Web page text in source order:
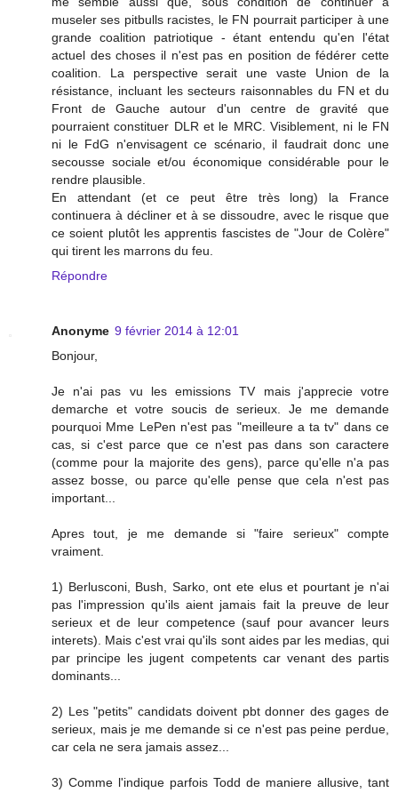
museler ses pitbulls racistes, le FN pourrait participer à une
grande coalition patriotique - étant entendu qu'en l'état
actuel des choses il n'est pas en position de fédérer cette
coalition. La perspective serait une vaste Union de la
résistance, incluant les secteurs raisonnables du FN et du
Front de Gauche autour d'un centre de gravité que
pourraient constituer DLR et le MRC. Visiblement, ni le FN
ni le FdG n'envisagent ce scénario, il faudrait donc une
secousse sociale et/ou économique considérable pour le
rendre plausible.
En attendant (et ce peut être très long) la France
continuera à décliner et à se dissoudre, avec le risque que
ce soient plutôt les apprentis fascistes de "Jour de Colère"
qui tirent les marrons du feu.
Répondre
Anonyme 9 février 2014 à 12:01
Bonjour,
Je n'ai pas vu les emissions TV mais j'apprecie votre
demarche et votre soucis de serieux. Je me demande
pourquoi Mme LePen n'est pas "meilleure a ta tv" dans ce
cas, si c'est parce que ce n'est pas dans son caractere
(comme pour la majorite des gens), parce qu'elle n'a pas
assez bosse, ou parce qu'elle pense que cela n'est pas
important...
Apres tout, je me demande si "faire serieux" compte
vraiment.
1) Berlusconi, Bush, Sarko, ont ete elus et pourtant je n'ai
pas l'impression qu'ils aient jamais fait la preuve de leur
serieux et de leur competence (sauf pour avancer leurs
interets). Mais c'est vrai qu'ils sont aides par les medias, qui
par principe les jugent competents car venant des partis
dominants...
2) Les "petits" candidats doivent pbt donner des gages de
serieux, mais je me demande si ce n'est pas peine perdue,
car cela ne sera jamais assez...
3) Comme l'indique parfois Todd de maniere allusive, tant